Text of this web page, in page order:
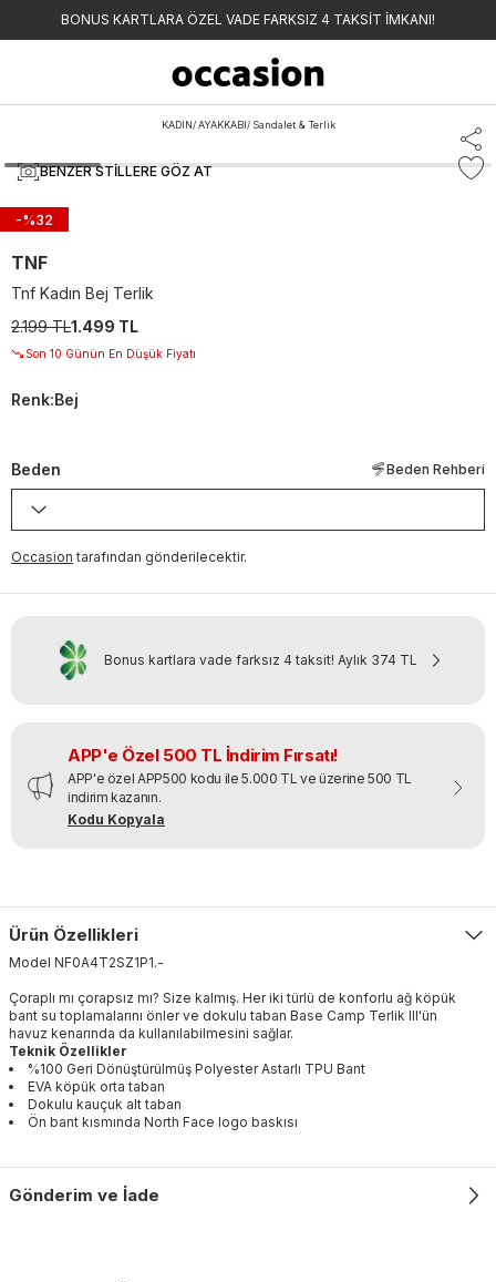
BONUS KARTLARA ÖZEL VADE FARKSIZ 4 TAKSİT İMKANI!
KADIN/ AYAKKABI/ Sandalet & Terlik
BENZER STILLERE GÖZ AT
-%32
TNF
Tnf Kadın Bej Terlik
2.199 TL1.499 TL
Son 10 Günün En Düşük Fiyatı
Renk:Bej
Beden Beden Rehberi
Occasion tarafından gönderilecektir.
Bonus kartlara vade farksız 4 taksit! Aylık 374 TL
APP'e Özel 500 TL İndirim Fırsatı!
APP'e özel APP500 kodu ile 5.000 TL ve üzerine 500 TL
indirim kazanın.
Kodu Kopyala
Ürün Özellikleri
Model NF0A4T2SZ1P1.-
Çoraplı mı çorapsız mı? Size kalmış. Her iki türlü de konforlu ağ köpük
bant su toplamalarını önler ve dokulu taban Base Camp Terlik III'ün
havuz kenarında da kullanılabilmesini sağlar.
Teknik Özellikler
%100 Geri Dönüştürülmüş Polyester Astarlı TPU Bant
EVA köpük orta taban
Dokulu kauçuk alt taban
Ön bant kısmında North Face logo baskısı
Gönderim ve İade